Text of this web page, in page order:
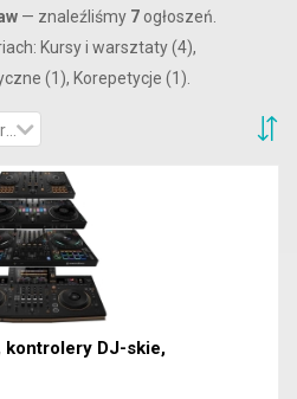
— znaleźliśmy 7 ogłoszeń.
Kursy i warsztaty (4),
(1), Korepetycje (1).
kontrolery DJ-skie,